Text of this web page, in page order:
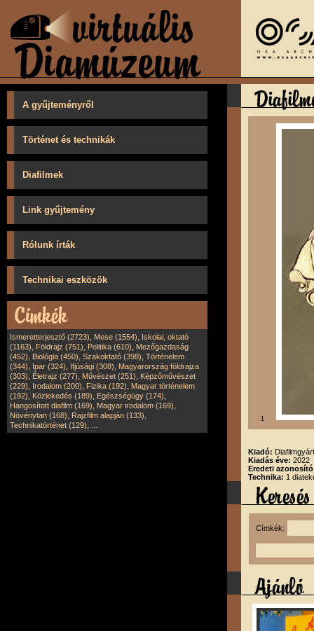
A gyűjteményről
Történet és technikák
Diafilmek
Link gyűjtemény
Rólunk írták
Technikai eszközök
Ismeretterjesztő (2723), Mese (1554), Iskolai, oktató
(1163), Földrajz (751), Politika (610), Mezőgazdaság
(452), Biológia (450), Szakoktató (398), Történelem
(344), Ipar (324), Ifjúsági (308), Magyarország földrajza
(303), Életrajz (277), Művészet (251), Képzőművészet
(229), Irodalom (200), Fizika (192), Magyar történelem
(192), Közlekedés (189), Egészségügy (174),
Hangosított diafilm (169), Magyar irodalom (169),
Növénytan (168), Rajzfilm alapján (133),
Technikatörténet (129),
1
Kiadó:
Kiadás éve: 2022
Eredeti
Technika: 1
Címkék: